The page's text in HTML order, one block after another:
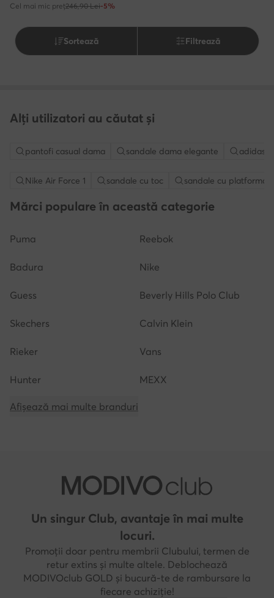
Cel mai mic preț246,90 Lei-5%
Sortează Filtrează
Alți utilizatori au căutat și
pantofi casual dama sandale dama elegante adidasi
Nike Air Force 1 sandale cu toc sandale cu platforma
Mărci populare în această categorie
Puma Reebok
Badura Nike
Guess Beverly Hills Polo Club
Skechers Calvin Klein
Rieker Vans
Hunter MEXX
Afișează mai multe branduri
Un singur Club, avantaje în mai multe
locuri.
Promoții doar pentru membrii Clubului, termen de
retur extins și multe altele. Deblochează
MODIVOclub GOLD și bucură-te de rambursare la
fiecare achiziție!